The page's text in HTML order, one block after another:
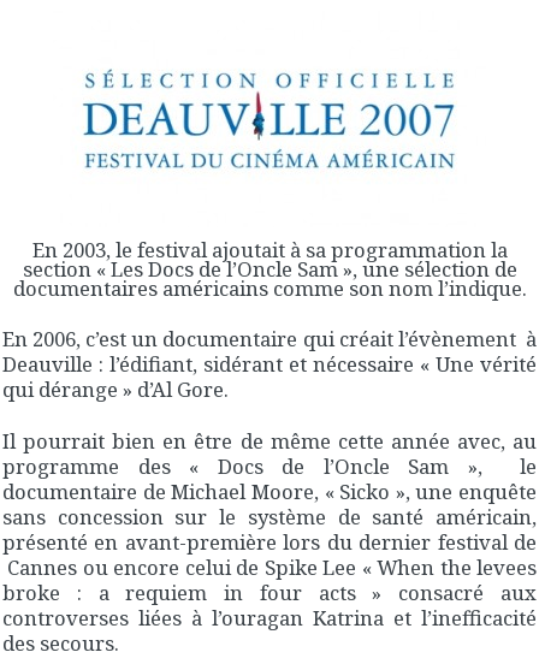
En 2003, le festival ajoutait à sa programmation la
section « Les Docs de l’Oncle Sam », une sélection de
documentaires américains comme son nom l’indique.
En 2006, c’est un documentaire qui créait l’évènement à
Deauville : l’édifiant, sidérant et nécessaire « Une vérité
qui dérange » d’Al Gore.
Il pourrait bien en être de même cette année avec, au
programme des « Docs de l’Oncle Sam », le
documentaire de Michael Moore, « Sicko », une enquête
sans concession sur le système de santé américain,
présenté en avant-première lors du dernier festival de
Cannes ou encore celui de Spike Lee « When the levees
broke : a requiem in four acts » consacré aux
controverses liées à l’ouragan Katrina et l’inefficacité
des secours.